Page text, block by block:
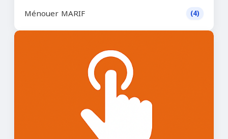
Ménouer MARIF (4)